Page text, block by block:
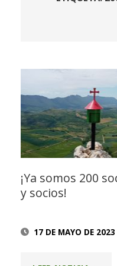
¡Ya somos 200
y socios!
17 DE MAYO DE 2023